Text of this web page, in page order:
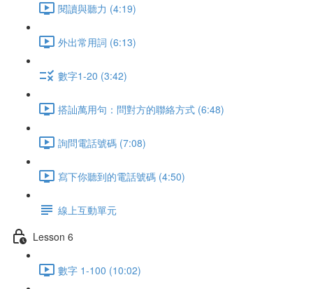
閱讀與聽力 (4:19)
外出常用詞 (6:13)
數字1-20 (3:42)
搭訕萬用句：問對方的聯絡方式 (6:48)
詢問電話號碼 (7:08)
寫下你聽到的電話號碼 (4:50)
線上互動單元
Lesson 6
數字 1-100 (10:02)